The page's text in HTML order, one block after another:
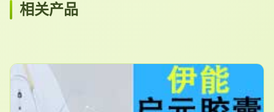
相关产品